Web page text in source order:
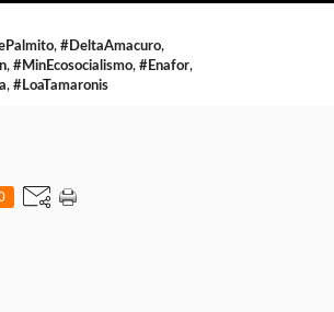
, #DeltaAmacuro,
, #MinEcosocialismo, #Enafor,
, #LoaTamaronis